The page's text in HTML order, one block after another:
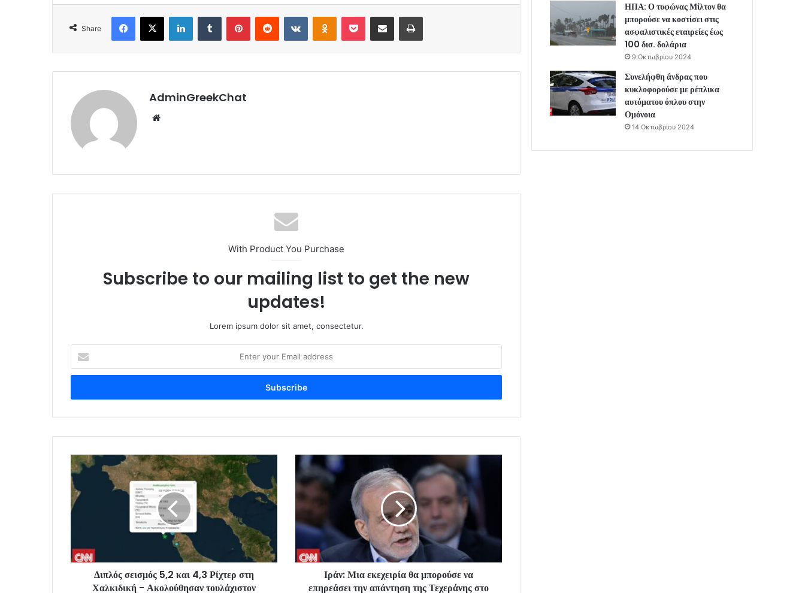
Share
Facebook
X LinkedInTumblr PinterestReddit VKontakteOdnoklassniki
Pocket Share via Email Print
AdminGreekChat
With Product You Purchase
Subscribe to our mailing list to get the new
updates!
Lorem ipsum dolor sit amet, consectetur.
your
Email
Διπλός σεισμός 5,2 και 4,3 Ρίχτερ στη
Χαλκιδική - Ακολούθησαν τουλάχιστον
Ιράν: Μια εκεχειρία θα μπορούσε να
επηρεάσει την απάντηση της Τεχεράνης στο
ΗΠΑ: Ο τυφώνας Μίλτον θα
μπορούσε να κοστίσει στις
ασφαλιστικές εταιρείες έως
100 δισ. δολάρια
9 Οκτωβρίου 2024
Συνελήφθη άνδρας που
κυκλοφορούσε με ρέπλικα
αυτόματου όπλου στην
Ομόνοια
14 Οκτωβρίου 2024